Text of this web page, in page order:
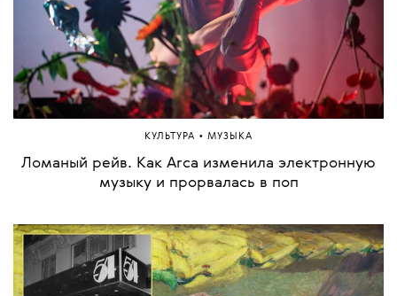
КУЛЬТУРА • МУЗЫКА
Ломаный рейв. Как Arca изменила электронную
музыку и прорвалась в поп